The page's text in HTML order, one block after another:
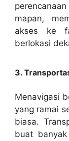
mapan,
akses ke
berlokasi
3.
Menavigasi
yang ramai
biasa.
buat